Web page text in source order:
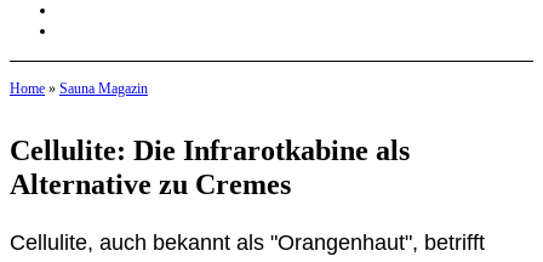
Home » Sauna Magazin
Cellulite: Die Infrarotkabine als
Alternative zu Cremes
Cellulite, auch bekannt als "Orangenhaut", betrifft